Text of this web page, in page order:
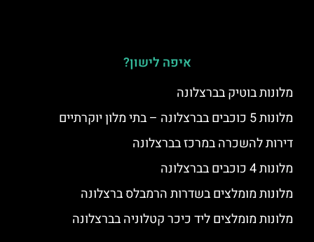
איפה לישון?
מלונות בוטיק בברצלונה
מלונות 5 כוכבים בברצלונה – בתי מלון יוקרתיים
דירות להשכרה במרכז בברצלונה
מלונות 4 כוכבים בברצלונה
מלונות מומלצים בשדרות הרמבלס ברצלונה
מלונות מומלצים ליד כיכר קטלוניה בברצלונה